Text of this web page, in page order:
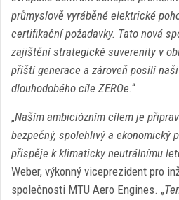
průmyslově vyráběné elektrické
certifikační požadavky. Tato nová
zajištění strategické suverenity v
příští generace a zároveň posílí
dlouhodobého cíle ZEROe.“
„Naším ambiciózním cílem je
bezpečný, spolehlivý a ekonomický
přispěje k klimaticky neutrálnímu
Weber, výkonný viceprezident pro
společnosti MTU Aero Engines. „